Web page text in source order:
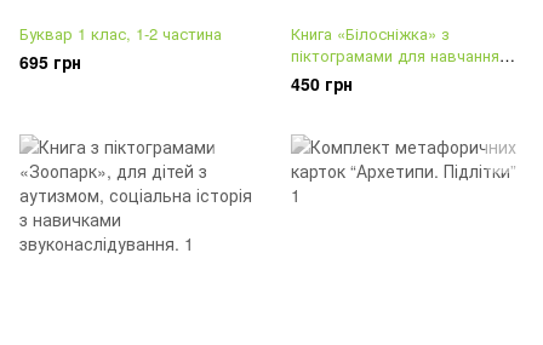
Буквар 1 клас, 1-2 частина
695 грн
Книга «Білосніжка» з
піктограмами для навчання
читанню та комунікації дітей з
особливими освітніми
450 грн